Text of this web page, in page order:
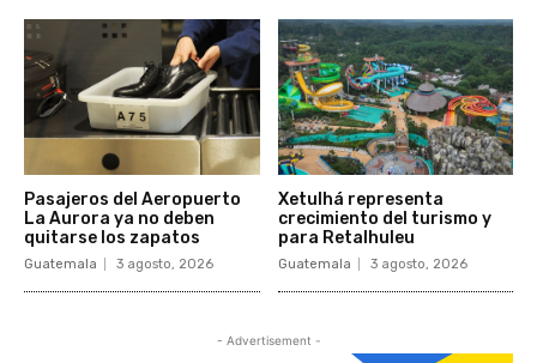
Pasajeros del Aeropuerto
La Aurora ya no deben
quitarse los zapatos
Guatemala 3 agosto, 2026
Xetulhá representa
crecimiento del turismo y
para Retalhuleu
Guatemala 3 agosto, 2026
- Advertisement -